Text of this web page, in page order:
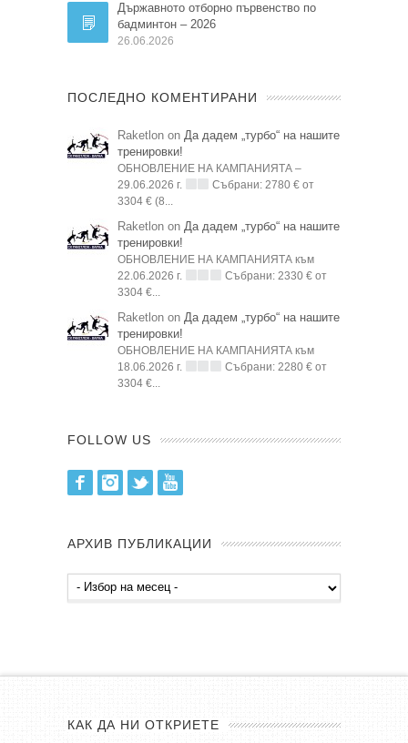
Държавното отборно първенство по
бадминтон – 2026
26.06.2026
ПОСЛЕДНО КОМЕНТИРАНИ
Raketlon on Да дадем „турбо“ на нашите
тренировки!
ОБНОВЛЕНИЕ НА КАМПАНИЯТА –
29.06.2026 г.
Събрани: 2780 € от
3304 € (8...
Raketlon on Да дадем „турбо“ на нашите
тренировки!
ОБНОВЛЕНИЕ НА КАМПАНИЯТА към
22.06.2026 г.
Събрани: 2330 € от
3304 €...
Raketlon on Да дадем „турбо“ на нашите
тренировки!
ОБНОВЛЕНИЕ НА КАМПАНИЯТА към
18.06.2026 г.
Събрани: 2280 € от
3304 €...
FOLLOW US
FacebookInstagram
Twitter
АРХИВ ПУБЛИКАЦИИ
Архив
публикации
КАК ДА НИ ОТКРИЕТЕ